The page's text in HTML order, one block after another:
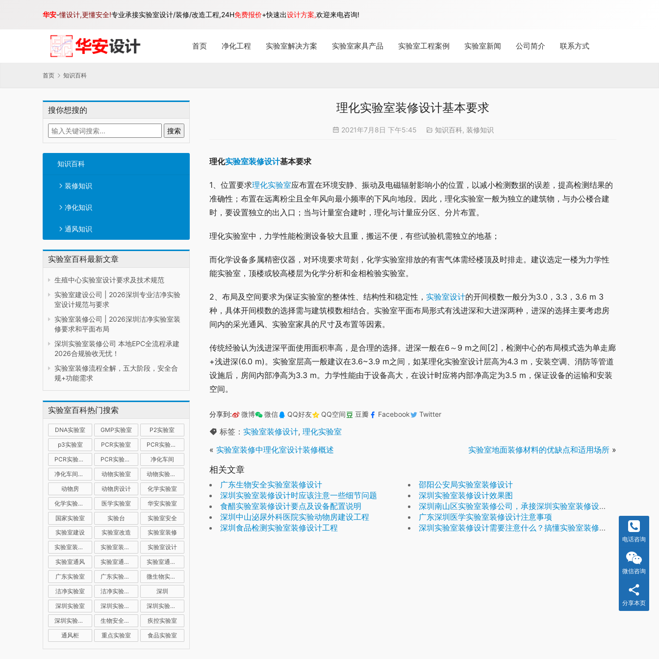
首页 净化工程 实验室解决方案 实验室家具产品 实验室工程案例 实验室新闻 公司简介 联系方式
首页 知识百科
搜你想搜的
知识百科
装修知识
净化知识
通风知识
实验室百科最新文章
生殖中心实验室设计要求及技术规范
实验室建设公司 | 2026深圳专业洁净实验
室设计规范与要求
实验室装修公司 | 2026深圳洁净实验室装
修要求和平面布局
深圳实验室装修公司 本地EPC全流程承建
2026合规验收无忧！
实验室装修流程全解，五大阶段，安全合
规+功能需求
实验室百科热门搜索
DNA实验室 GMP实验室
P2实验室
p3实验室
PCR实验室
PCR实验室建设
PCR实验室装修
PCR实验室设计
净化车间
净化车间装修
动物实验室
动物实验室建设
动物房
动物房设计
化学实验室
化学实验室设计
医学实验室
华安实验室
国家实验室
实验台
实验室安全
实验室建设
实验室改造
实验室装修
实验室装修公司
实验室装修设计
实验室设计
实验室通风
实验室通风系统
实验室通风设计
广东实验室
广东实验室装修
微生物实验室
洁净实验室
洁净实验室设计
深圳
深圳实验室
深圳实验室建设
深圳实验室装修
深圳实验室设计
生物安全实验室
疾控实验室
通风柜
重点实验室 食品实验室
理化实验室装修设计基本要求
2021年7月8日 下午5:45 知识百科, 装修知识
理化实验室装修设计基本要求
1、位置要求理化实验室应布置在环境安静、振动及电磁辐射影响小的位置，以减小检测数据的误差，提高检测结果的
准确性；布置在远离粉尘且全年风向最小频率的下风向地段。因此，理化实验室一般为独立的建筑物，与办公楼合建
时，要设置独立的出入口；当与计量室合建时，理化与计量应分区、分片布置。
理化实验室中，力学性能检测设备较大且重，搬运不便，有些试验机需独立的地基；
而化学设备多属精密仪器，对环境要求苛刻，化学实验室排放的有害气体需经楼顶及时排走。建议选定一楼为力学性
能实验室，顶楼或较高楼层为化学分析和金相检验实验室。
2、布局及空间要求为保证实验室的整体性、结构性和稳定性， 实验室设计的开间模数一般分为3.0，3.3，3.6 m 3
种，具体开间模数的选择需与建筑模数相结合。实验室平面布局形式有浅进深和大进深两种，进深的选择主要考虑房
间内的采光通风、实验室家具的尺寸及布置等因素。
传统经验认为浅进深平面使用面积率高，是合理的选择。进深一般在6～9 m之间[2]，检测中心的布局模式选为单走廊
+浅进深(6.0 m)。实验室层高一般建议在3.6~3.9 m之间，如某理化实验室设计层高为4.3 m，安装空调、消防等管道
设施后，房间内部净高为3.3 m。力学性能由于设备高大，在设计时应将内部净高定为3.5 m，保证设备的运输和安装
空间。
分享到: 微博 微信 QQ好友 QQ空间 豆瓣 Facebook Twitter
标签： 实验室装修设计, 理化实验室
« 实验室装修中理化室设计装修概述 实验室地面装修材料的优缺点和适用场所 »
相关文章
广东生物安全实验室装修设计
邵阳公安局实验室装修设计
深圳实验室装修设计时应该注意一些细节问题
深圳实验室装修设计效果图
食醋实验室装修设计要点及设备配置说明
深圳南山区实验室装修公司，承接深圳实验室装修设计
深圳中山泌尿外科医院实验动物房建设工程
广东深圳医学实验室装修设计注意事项
深圳食品检测实验室装修设计工程
深圳实验室装修设计需要注意什么？搞懂实验室装修注意事项
电话咨询
微信咨询
分享本页
华安-懂设计,更懂安全!专业承接实验室设计/装修/改造工程,24H免费报价+快速出设计方案,欢迎来电咨询!